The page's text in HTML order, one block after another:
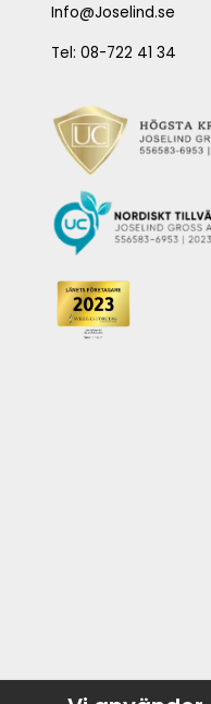
Info@Joselind.se
Tel: 08-722 41 34